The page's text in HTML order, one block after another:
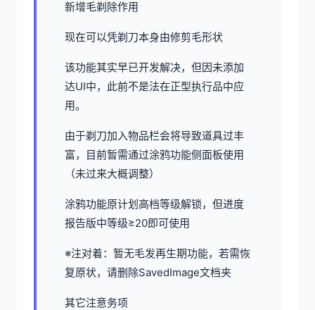
新增毛剃除作用
现在可以凭剃刀本身由修剪毛形状
该功能其实早已开发解决，但因未添加
达UI中，此前不是法在正型执行品中应
用。
由于剃刀加入物品栏会将导致道具过丰
富，目前暂需通过涂鸦功能侧面板使用
（未过来大概调整）
涂鸦功能原计划高档等级解锁，但进度
报告版中等级≥20即可使用
※注对着：暂无毛发再生期功能，若需恢
复原状，请删除SavedImage文档夹
其它注意务项